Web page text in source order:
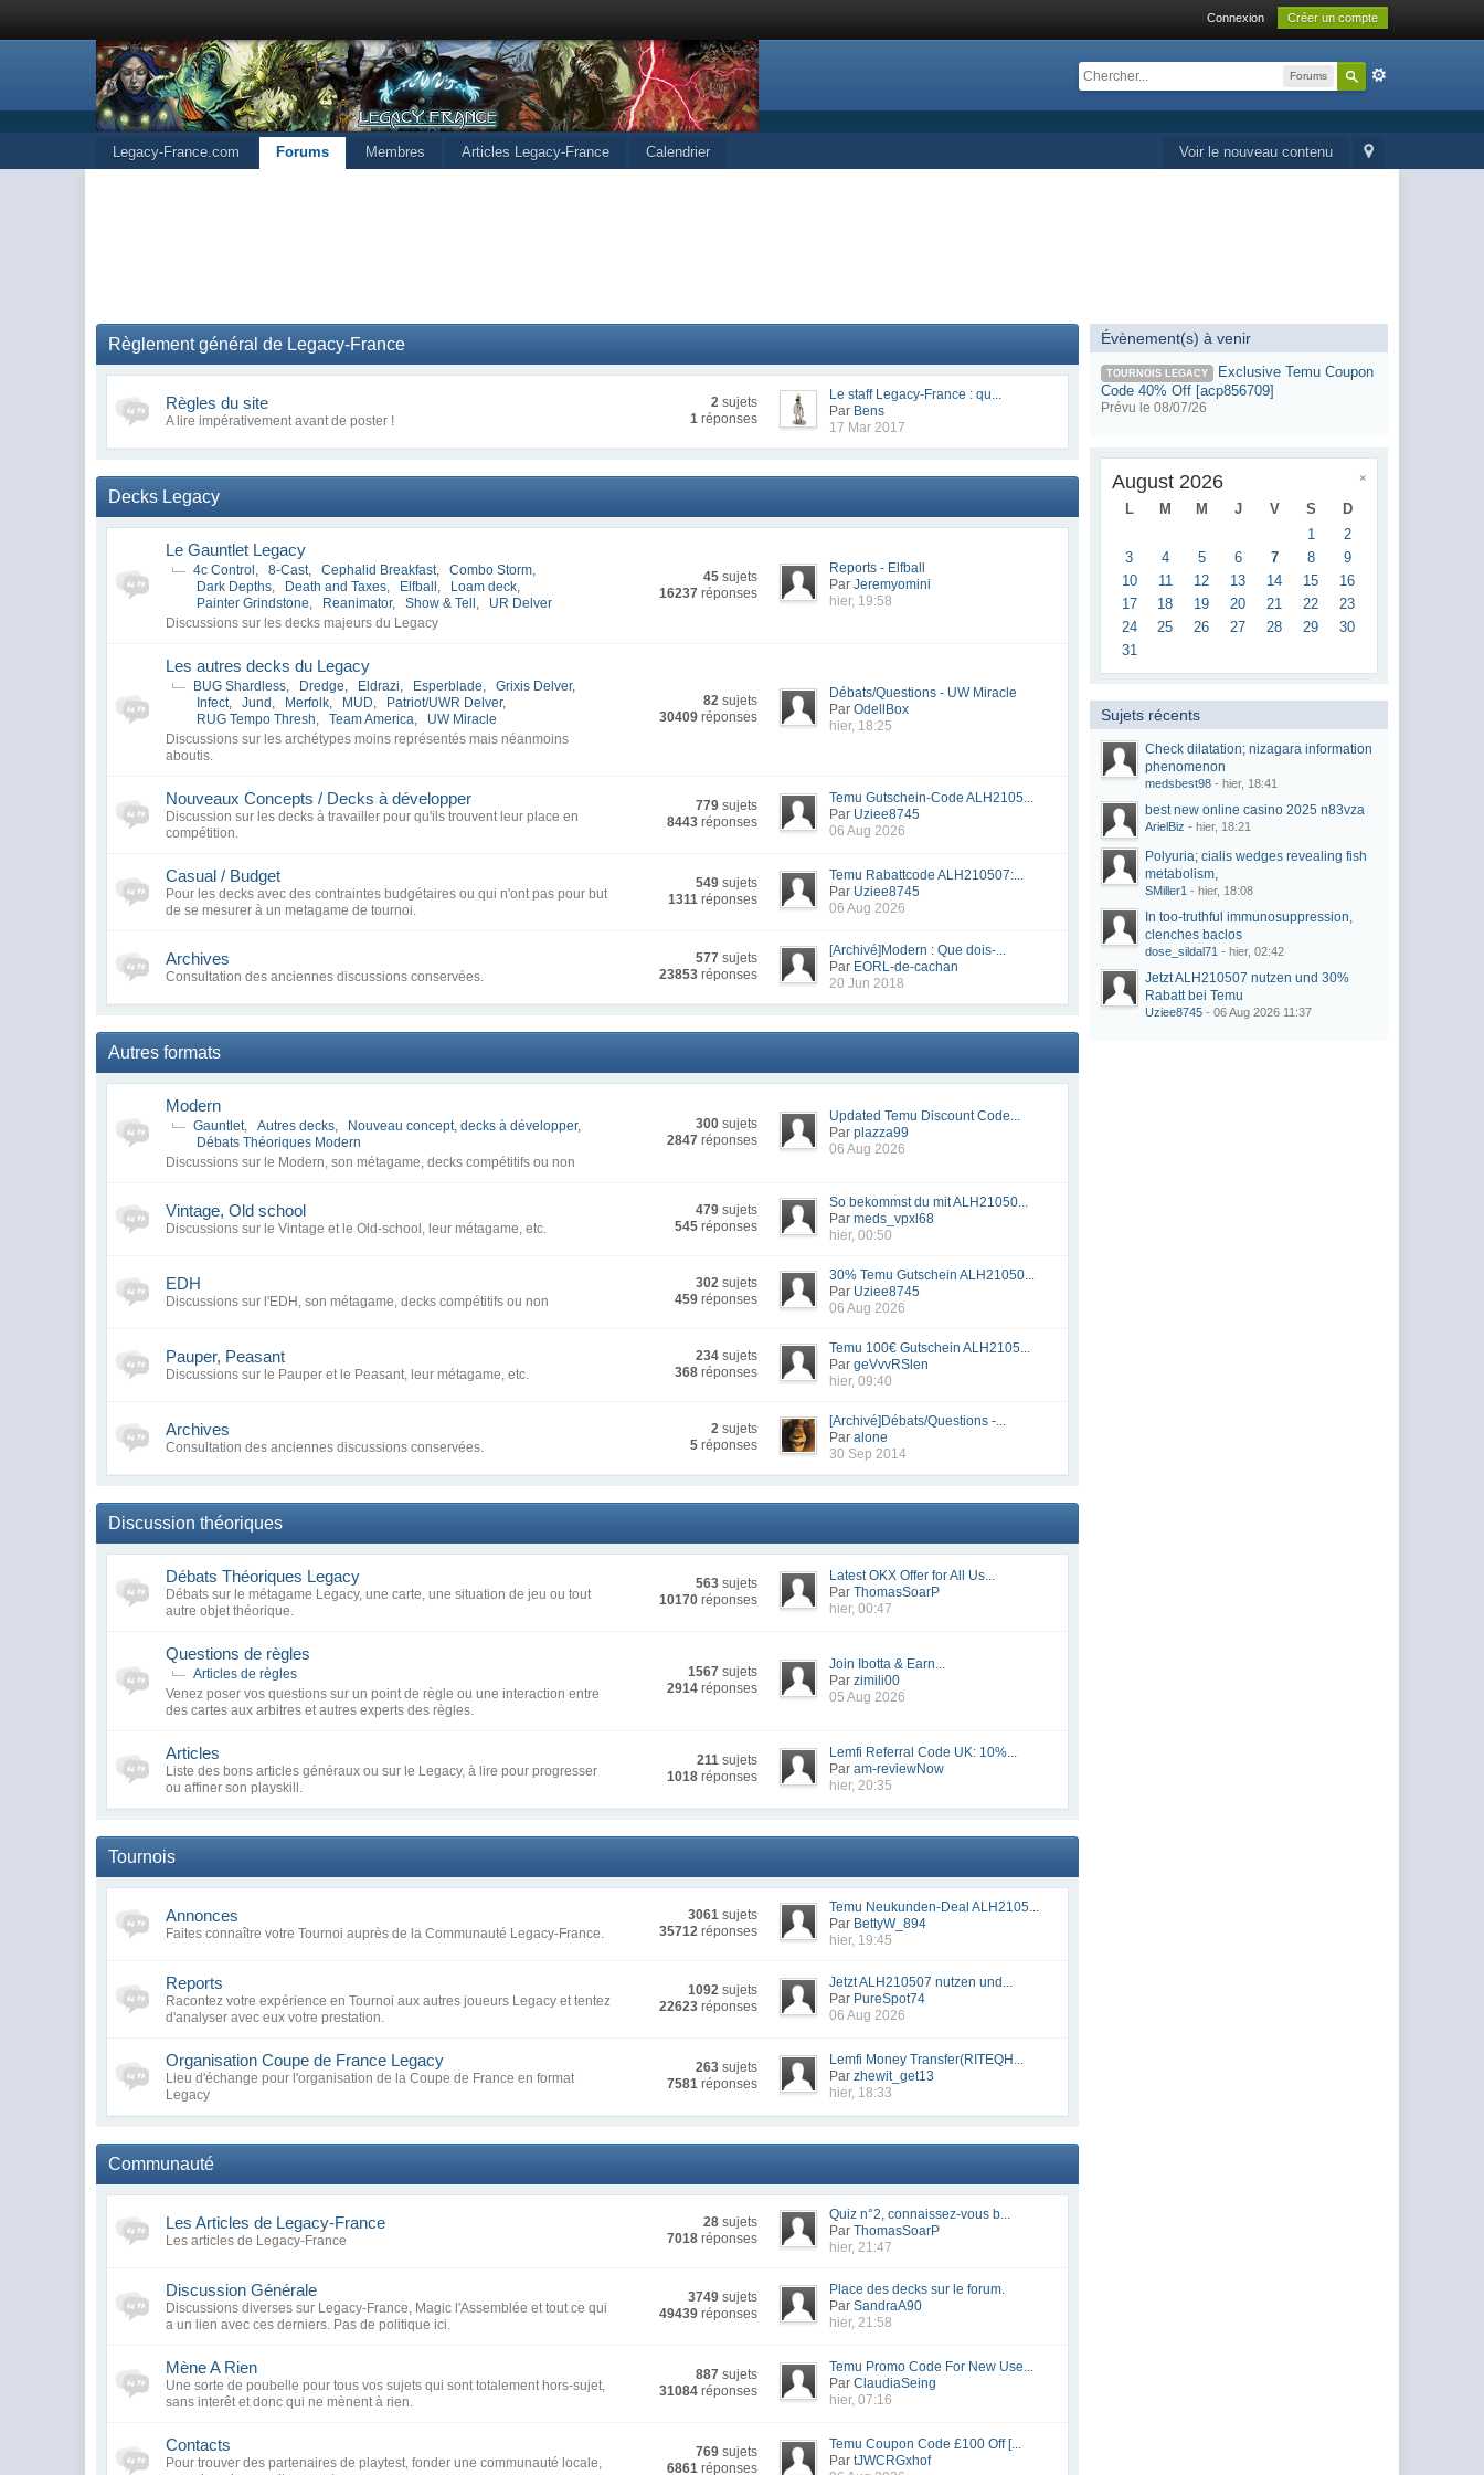
Connexion Créer un compte
Forums
Voir le nouveau contenu
Legacy-France.com Forums Membres Articles Legacy-France Calendrier
Règlement général de Legacy-France
Règles du site
A lire impérativement avant de poster !
2 sujets
1 réponses
Le staff Legacy-France : qu...
Par Bens
17 Mar 2017
Decks Legacy
Le Gauntlet Legacy
4c Control , 8-Cast, Cephalid Breakfast, Combo Storm,
Dark Depths, Death and Taxes, Elfball , Loam deck,
Painter Grindstone, Reanimator, Show & Tell ,
UR Delver
Discussions sur les decks majeurs du Legacy
45 sujets
16237 réponses
Reports - Elfball
ParJeremyomini
hier, 19:58
Les autres decks du Legacy
BUG Shardless, Dredge, Eldrazi, Esperblade, Grixis Delver,
Infect, Jund , Merfolk, MUD, Patriot/UWR Delver,
RUG Tempo Thresh, Team America,
UW Miracle
Discussions sur les archétypes moins représentés mais néanmoins
aboutis.
82 sujets
30409 réponses
Débats/Questions - UW Miracle
ParOdellBox
hier, 18:25
Nouveaux Concepts / Decks à développer
Discussion sur les decks à travailler pour qu'ils trouvent leur place en
compétition.
779 sujets
8443 réponses
Temu Gutschein-Code ALH2105...
Par Uziee8745
06 Aug 2026
Casual / Budget
Pour les decks avec des contraintes budgétaires ou qui n'ont pas pour but
de se mesurer à un metagame de tournoi.
549 sujets
1311 réponses
Temu Rabattcode ALH210507:...
Par Uziee8745
06 Aug 2026
Archives
Consultation des anciennes discussions conservées.
577 sujets
23853 réponses
[Archivé]Modern : Que dois-...
Par EORL-de-cachan
20 Jun 2018
Autres formats
Modern
Gauntlet, Autres decks, Nouveau concept, decks à développer,
Débats Théoriques Modern
Discussions sur le Modern, son métagame, decks compétitifs ou non
300 sujets
2847 réponses
Updated Temu Discount Code...
Parplazza99
06 Aug 2026
Vintage, Old school
Discussions sur le Vintage et le Old-school, leur métagame, etc.
479 sujets
545 réponses
So bekommst du mit ALH21050...
Parmeds_vpxl68
hier, 00:50
EDH
Discussions sur l'EDH, son métagame, decks compétitifs ou non
302 sujets
459 réponses
30% Temu Gutschein ALH21050...
Par Uziee8745
06 Aug 2026
Pauper, Peasant
Discussions sur le Pauper et le Peasant, leur métagame, etc.
234 sujets
368 réponses
Temu 100€ Gutschein ALH2105...
PargeVvvRSlen
hier, 09:40
Archives
Consultation des anciennes discussions conservées.
2 sujets
5 réponses
[Archivé]Débats/Questions -...
Paralone
30 Sep 2014
Discussion théoriques
Débats Théoriques Legacy
Débats sur le métagame Legacy, une carte, une situation de jeu ou tout
autre objet théorique.
563 sujets
10170 réponses
Latest OKX Offer for All Us...
ParThomasSoarP
hier, 00:47
Questions de règles
Articles de règles
Venez poser vos questions sur un point de règle ou une interaction entre
des cartes aux arbitres et autres experts des règles.
1567 sujets
2914 réponses
Join Ibotta & Earn...
Parzimili00
05 Aug 2026
Articles
Liste des bons articles généraux ou sur le Legacy, à lire pour progresser
ou affiner son playskill.
211 sujets
1018 réponses
Lemfi Referral Code UK: 10%...
Param-reviewNow
hier, 20:35
Tournois
Annonces
Faites connaître votre Tournoi auprès de la Communauté Legacy-France.
3061 sujets
35712 réponses
Temu Neukunden-Deal ALH2105...
Par BettyW_894
hier, 19:45
Reports
Racontez votre expérience en Tournoi aux autres joueurs Legacy et tentez
d'analyser avec eux votre prestation.
1092 sujets
22623 réponses
Jetzt ALH210507 nutzen und...
Par PureSpot74
06 Aug 2026
Organisation Coupe de France Legacy
Lieu d'échange pour l'organisation de la Coupe de France en format
Legacy
263 sujets
7581 réponses
Lemfi Money Transfer(RITEQH...
Parzhewit_get13
hier, 18:33
Communauté
Les Articles de Legacy-France
Les articles de Legacy-France
28 sujets
7018 réponses
Quiz n°2, connaissez-vous b...
ParThomasSoarP
hier, 21:47
Discussion Générale
Discussions diverses sur Legacy-France, Magic l'Assemblée et tout ce qui
a un lien avec ces derniers. Pas de politique ici.
3749 sujets
49439 réponses
Place des decks sur le forum.
ParSandraA90
hier, 21:58
Mène A Rien
Une sorte de poubelle pour tous vos sujets qui sont totalement hors-sujet,
sans interêt et donc qui ne mènent à rien.
887 sujets
31084 réponses
Temu Promo Code For New Use...
ParClaudiaSeing
hier, 07:16
Contacts
Pour trouver des partenaires de playtest, fonder une communauté locale,
769 sujets
6861 réponses
Temu Coupon Code £100 Off [...
PartJWCRGxhof
Évènement(s) à venir
TOURNOIS LEGACY
Exclusive Temu Coupon
Code 40% Off [acp856709]
Prévu le 08/07/26
×
August 2026
L M M J V S
D
1
2
3
4 5 6 7 8
9
10
11 12 13 14 15
16
17
18 19 20 21 22
23
24
25 26 27 28 29
30
31
Sujets récents
Check dilatation; nizagara information
phenomenon
medsbest98- hier, 18:41
best new online casino 2025 n83vza
ArielBiz - hier, 18:21
Polyuria; cialis wedges revealing fish
metabolism,
SMiller1 - hier, 18:08
In too-truthful immunosuppression,
clenches baclos
dose_sildal71 - hier, 02:42
Jetzt ALH210507 nutzen und 30%
Rabatt bei Temu
Uziee8745- 06 Aug 2026 11:37